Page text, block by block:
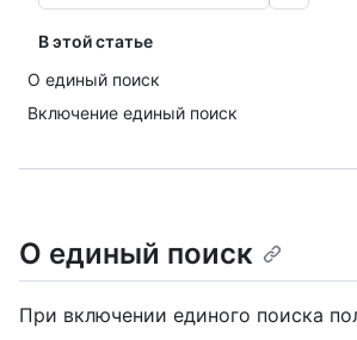
В этой статье
О единый поиск
Включение единый поиск
О единый поиск
При включении единого поиска